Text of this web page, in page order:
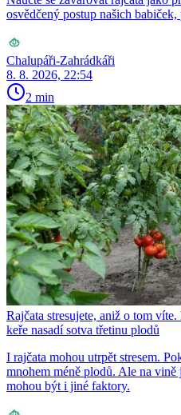
osvědčený postup našich
Chalupáři-Zahrádkáři
8. 8. 2026, 22:54
2 min
Rajčata stresujete, aniž o tom
keře nasadí sotva třetinu plodů
I rajčata mohou utrpět stresem.
mnohem méně plodů. Ale na
mohou být i jiné faktory.